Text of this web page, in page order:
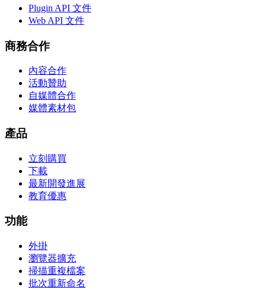
Plugin API 文件
Web API 文件
商務合作
內容合作
活動贊助
自媒體合作
媒體素材包
產品
立刻購買
下載
最新開發進展
教育優惠
功能
外掛
瀏覽器擴充
掃描重複檔案
批次重新命名